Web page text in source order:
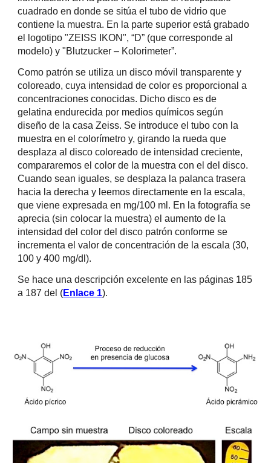
cuadrado en donde se sitúa el tubo de vidrio que
contiene la muestra. En la parte superior está grabado
el logotipo "ZEISS IKON", “D” (que corresponde al
modelo) y "Blutzucker – Kolorimeter”.
Como patrón se utiliza un disco móvil transparente y
coloreado, cuya intensidad de color es proporcional a
concentraciones conocidas. Dicho disco es de
gelatina endurecida por medios químicos según
diseño de la casa Zeiss. Se introduce el tubo con la
muestra en el colorímetro y, girando la rueda que
desplaza al disco coloreado de intensidad creciente,
compararemos el color de la muestra con el del disco.
Cuando sean iguales, se desplaza la palanca trasera
hacia la derecha y leemos directamente en la escala,
que viene expresada en mg/100 ml. En la fotografía se
aprecia (sin colocar la muestra) el aumento de la
intensidad del color del disco patrón conforme se
incrementa el valor de concentración de la escala (30,
100 y 400 mg/d l).
Se hace una descripción excelente en las páginas 185
a 187 del (Enlace 1).